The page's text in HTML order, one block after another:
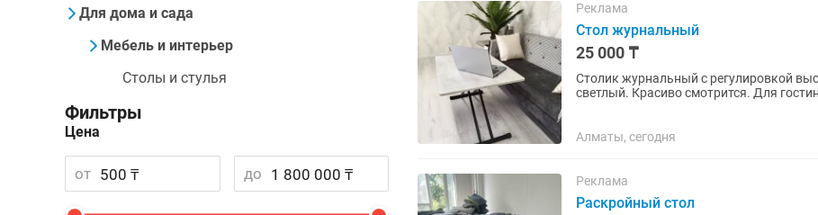
Для дома и сада
Мебель и интерьер
Столы и стулья
Фильтры
Цена
от до
Реклама
Стол журнальный
25 000 ₸
Столик журнальный с регулировкой
светлый. Красиво смотрится. Для
Алматы, сегодня
Реклама
Раскройный стол